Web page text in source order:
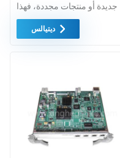
جديدة أو منتجات مجددة، فهذا
أمر شامل الضمان كمعيار. نحن
فقط نشتري معدات السوق
توفير كل هذه بأفضل الأسعار
ديتيالس